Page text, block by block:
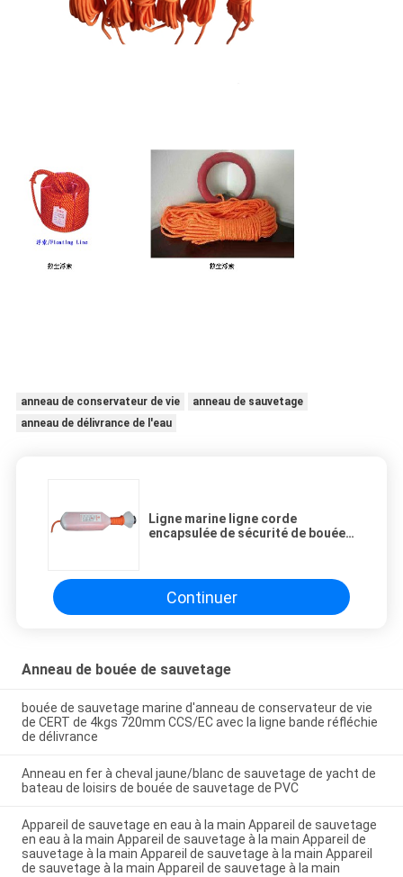
anneau de conservateur de vie
anneau de sauvetage
anneau de délivrance de l'eau
Ligne marine ligne corde
encapsulée de sécurité de bouée
Continuer
Anneau de bouée de sauvetage
bouée de sauvetage marine d'anneau de conservateur de vie
de CERT de 4kgs 720mm CCS/EC avec la ligne bande réfléchie
de délivrance
Anneau en fer à cheval jaune/blanc de sauvetage de yacht de
bateau de loisirs de bouée de sauvetage de PVC
Appareil de sauvetage en eau à la main Appareil de sauvetage
en eau à la main Appareil de sauvetage à la main Appareil de
sauvetage à la main Appareil de sauvetage à la main Appareil
de sauvetage à la main Appareil de sauvetage à la main